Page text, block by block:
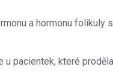
a hormonu folikuly
pacientek, které